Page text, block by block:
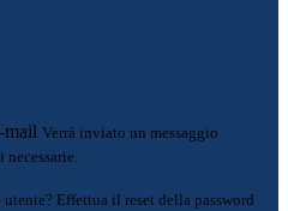
mail Verrà inviato un messaggio
Effettua il reset della password